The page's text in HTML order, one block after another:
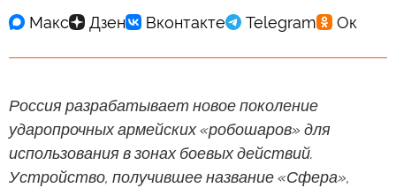
Россия разрабатывает новое поколение
ударопрочных армейских «робошаров» для
использования в зонах боевых действий.
Устройство, получившее название «Сфера»,